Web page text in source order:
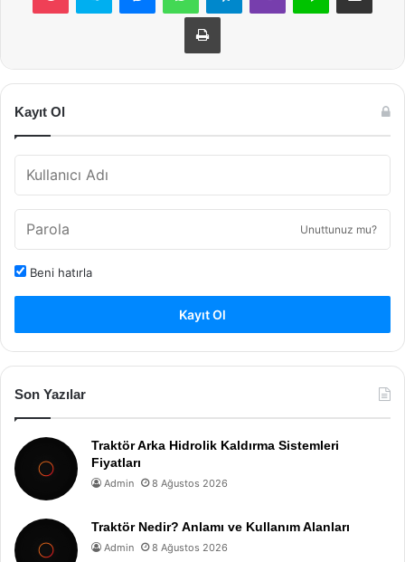
Yazdır
Kayıt Ol
Unuttunuz mu?
Beni hatırla
Kayıt Ol
Son Yazılar
Traktör Arka Hidrolik Kaldırma Sistemleri
Fiyatları
Admin 8 Ağustos 2026
Traktör Nedir? Anlamı ve Kullanım Alanları
Admin 8 Ağustos 2026